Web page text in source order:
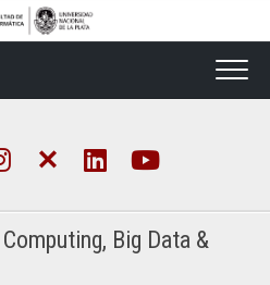
Big Data &